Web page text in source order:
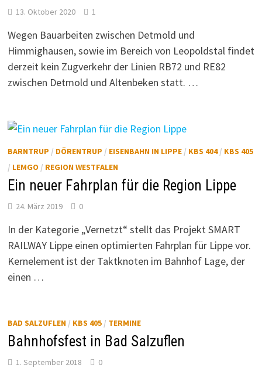
13. Oktober 2020 1
Wegen Bauarbeiten zwischen Detmold und
Himmighausen, sowie im Bereich von Leopoldstal findet
derzeit kein Zugverkehr der Linien RB72 und RE82
zwischen Detmold und Altenbeken statt. …
BARNTRUP / DÖRENTRUP / EISENBAHN IN LIPPE/ KBS 404/ KBS 405
/ LEMGO / REGION WESTFALEN
Ein neuer Fahrplan für die Region Lippe
24. März 2019 0
In der Kategorie „Vernetzt“ stellt das Projekt SMART
RAILWAY Lippe einen optimierten Fahrplan für Lippe vor.
Kernelement ist der Taktknoten im Bahnhof Lage, der
einen …
BAD SALZUFLEN/ KBS 405/ TERMINE
Bahnhofsfest in Bad Salzuflen
1. September 2018 0